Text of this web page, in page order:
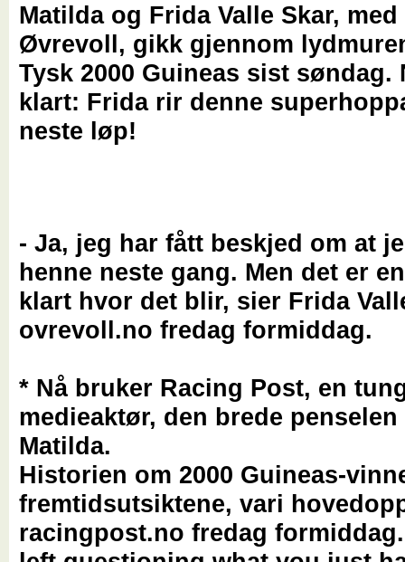
Matilda og Frida Valle Skar,
Øvrevoll, gikk gjennom
Tysk 2000 Guineas sist søndag.
klart: Frida rir denne
neste løp!
- Ja, jeg har fått beskjed om at
henne neste gang. Men det er
klart hvor det blir, sier Frida
ovrevoll.no fredag formiddag.
* Nå bruker Racing Post, en
medieaktør, den brede penselen
Matilda.
Historien om 2000 Guineas-
fremtidsutsiktene, vari
racingpost.no fredag